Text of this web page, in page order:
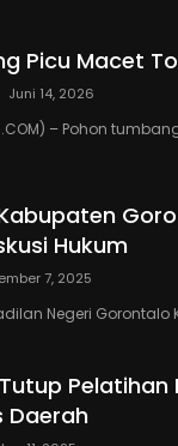
Picu Macet
Juni 14, 2026
– Pohon
Kabupaten
Hukum
7, 2025
Negeri Gorontalo
Pelatihan
Daerah